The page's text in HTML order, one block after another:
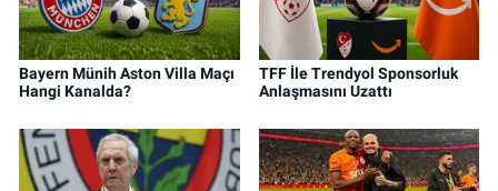
Bayern Münih Aston Villa Maçı
Hangi Kanalda?
TFF İle Trendyol Sponsorluk
Anlaşmasını Uzattı